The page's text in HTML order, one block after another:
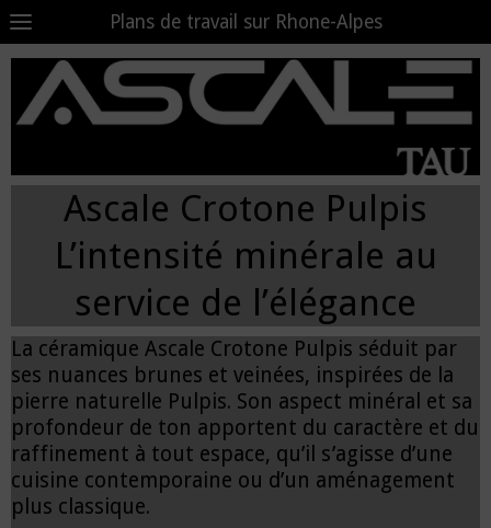
Plans de travail sur Rhone-Alpes
Ascale Crotone Pulpis
L’intensité minérale au
service de l’élégance
La céramique Ascale Crotone Pulpis séduit par
ses nuances brunes et veinées, inspirées de la
pierre naturelle Pulpis. Son aspect minéral et sa
profondeur de ton apportent du caractère et du
raffinement à tout espace, qu’il s’agisse d’une
cuisine contemporaine ou d’un aménagement
plus classique.